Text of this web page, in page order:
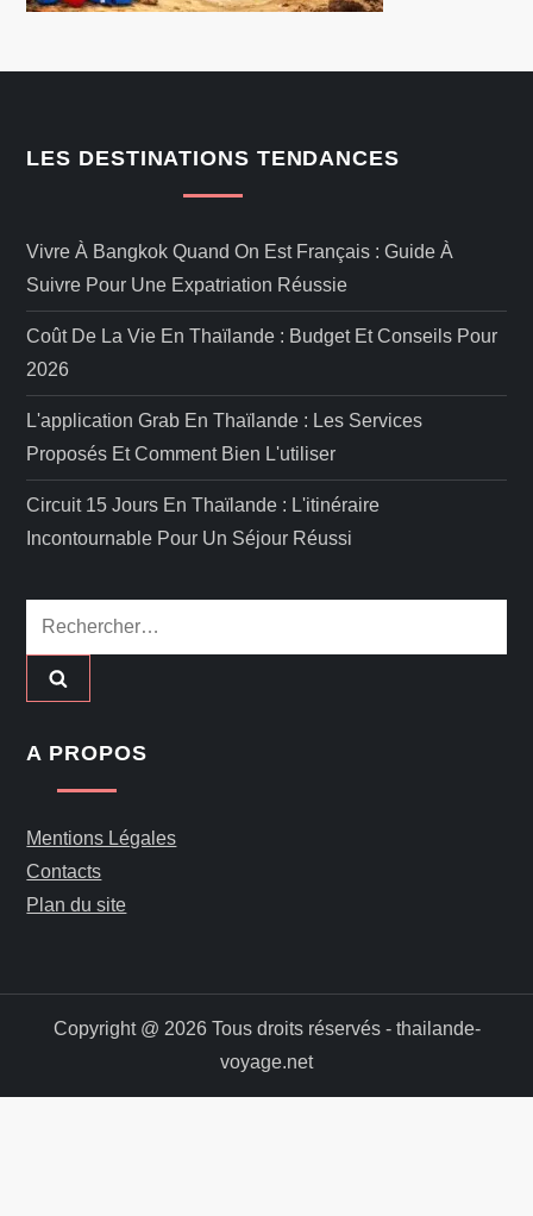
LES DESTINATIONS TENDANCES
Vivre À Bangkok Quand On Est Français : Guide À
Suivre Pour Une Expatriation Réussie
Coût De La Vie En Thaïlande : Budget Et Conseils Pour
2026
L'application Grab En Thaïlande : Les Services
Proposés Et Comment Bien L'utiliser
Circuit 15 Jours En Thaïlande : L'itinéraire
Incontournable Pour Un Séjour Réussi
Rechercher :
A PROPOS
Mentions Légales
Contacts
Plan du site
Copyright @ 2026 Tous droits réservés - thailande-
voyage.net